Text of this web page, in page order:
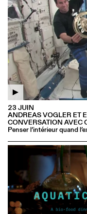
ANDREAS VOGLER ET
CONVERSATION AVEC
Penser l’intérieur quand
23 JUIN